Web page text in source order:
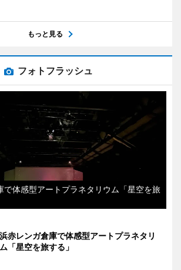
もっと見る
フォトフラッシュ
で体感型アートプラネタリウム「星空を旅
赤レンガ倉庫で体感型アートプラネタリ
「星空を旅する」